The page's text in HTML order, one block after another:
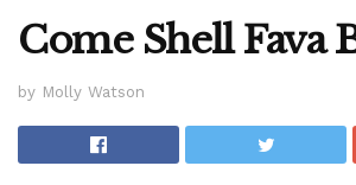
Come Shell Fava
by Molly Watson